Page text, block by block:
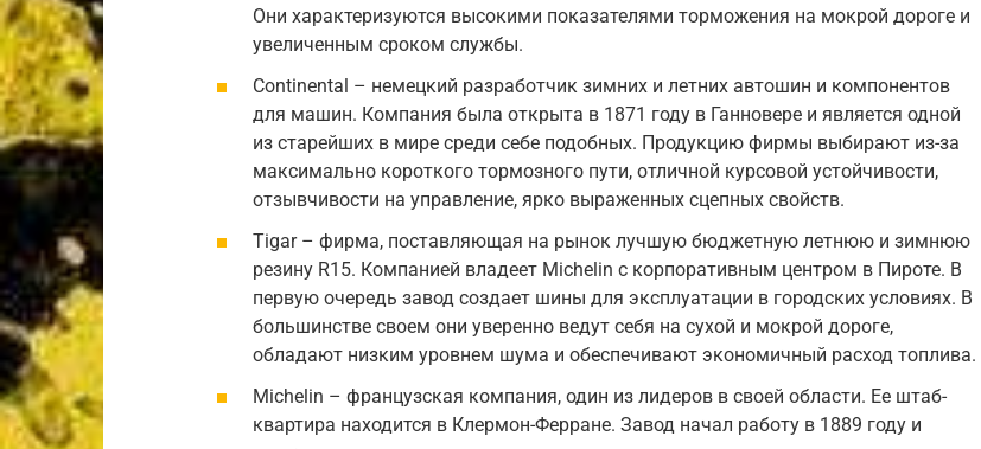
Они характеризуются высокими показателями торможения на мокрой дороге и
увеличенным сроком службы.
Continental – немецкий разработчик зимних и летних автошин и компонентов
для машин. Компания была открыта в 1871 году в Ганновере и является одной
из старейших в мире среди себе подобных. Продукцию фирмы выбирают из-за
максимально короткого тормозного пути, отличной курсовой устойчивости,
отзывчивости на управление, ярко выраженных сцепных свойств.
Tigar – фирма, поставляющая на рынок лучшую бюджетную летнюю и зимнюю
резину R15. Компанией владеет Michelin с корпоративным центром в Пироте. В
первую очередь завод создает шины для эксплуатации в городских условиях. В
большинстве своем они уверенно ведут себя на сухой и мокрой дороге,
обладают низким уровнем шума и обеспечивают экономичный расход топлива.
Michelin – французская компания, один из лидеров в своей области. Ее штаб-
квартира находится в Клермон-Ферране. Завод начал работу в 1889 году и